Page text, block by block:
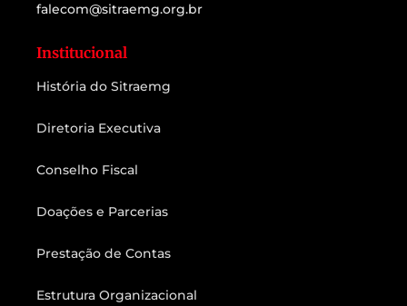
falecom@sitraemg.org.br
Institucional
História do Sitraemg
Diretoria Executiva
Conselho Fiscal
Doações e Parcerias
Prestação de Contas
Estrutura Organizacional